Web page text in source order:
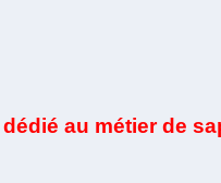
au métier de